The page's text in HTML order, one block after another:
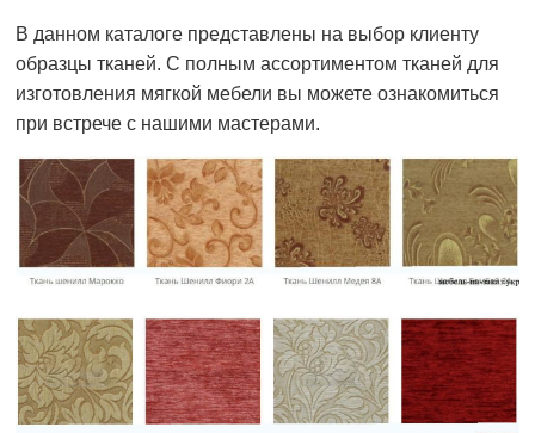
В данном каталоге представлены на выбор клиенту
образцы тканей. С полным ассортиментом тканей для
изготовления мягкой мебели вы можете ознакомиться
при встрече с нашими мастерами.